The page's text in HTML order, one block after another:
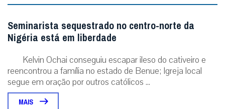
Seminarista sequestrado no centro-norte da
Nigéria está em liberdade
Kelvin Ochai conseguiu escapar ileso do cativeiro e
reencontrou a família no estado de Benue; Igreja local
segue em oração por outros católicos ...
MAIS